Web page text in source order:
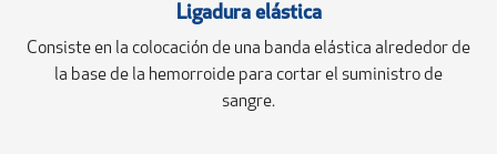
Ligadura elástica
Consiste en la colocación de una banda elástica alrededor de
la base de la hemorroide para cortar el suministro de
sangre.